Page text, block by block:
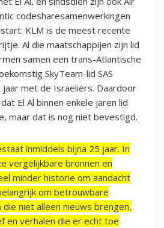
codesharesamenwerkingen
KLM is de meest recente
Al die maatschappijen zijn lid
samen een trans-Atlantische
SkyTeam-lid SAS
met de Israëliërs. Daardoor
El Al binnen enkele jaren lid
maar dat is nog niet bevestigd.
inmiddels bijna 25 jaar. In
vergelijkbare bronnen en
minder historie om aandacht
om betrouwbare
niet alleen nieuws brengen,
en verhalen die er echt toe